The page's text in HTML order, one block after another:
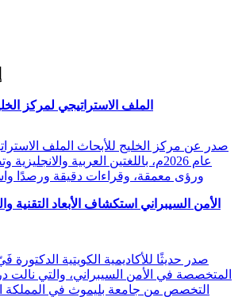
الملف الاستراتيجي لمركز الخليج
صدر عن مركز الخليج للأبحاث الملف
عام 2026م، باللغتين العربية
ورؤى معمقة، وقراءات دقيقة ورصدًا
الأمن السيبراني استكشاف الأبعاد التقنية
المتخصصة في الأمن السيبراني، والتي نالت
التخصص من جامعة بليموث في المملكة